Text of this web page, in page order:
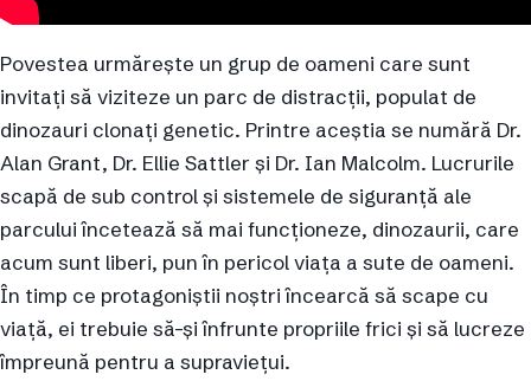
Povestea urmărește un grup de oameni care sunt
invitați să viziteze un parc de distracții, populat de
dinozauri clonați genetic. Printre aceștia se numără Dr.
Alan Grant, Dr. Ellie Sattler și Dr. Ian Malcolm. Lucrurile
scapă de sub control și sistemele de siguranță ale
parcului încetează să mai funcționeze, dinozaurii, care
acum sunt liberi, pun în pericol viața a sute de oameni.
În timp ce protagoniștii noștri încearcă să scape cu
viață, ei trebuie să-și înfrunte propriile frici și să lucreze
împreună pentru a supraviețui.